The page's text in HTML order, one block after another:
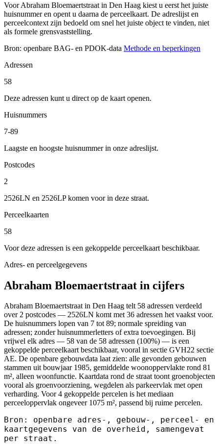
Voor Abraham Bloemaertstraat in Den Haag kiest u eerst het juiste
huisnummer en opent u daarna de perceelkaart. De adreslijst en
perceelcontext zijn bedoeld om snel het juiste object te vinden, niet
als formele grensvaststelling.
Bron: openbare BAG- en PDOK-data Methode en beperkingen
Adressen
58
Deze adressen kunt u direct op de kaart openen.
Huisnummers
7-89
Laagste en hoogste huisnummer in onze adreslijst.
Postcodes
2
2526LN en 2526LP komen voor in deze straat.
Perceelkaarten
58
Voor deze adressen is een gekoppelde perceelkaart beschikbaar.
Adres- en perceelgegevens
Abraham Bloemaertstraat in cijfers
Abraham Bloemaertstraat in Den Haag telt 58 adressen verdeeld
over 2 postcodes — 2526LN komt met 36 adressen het vaakst voor.
De huisnummers lopen van 7 tot 89; normale spreiding van
adressen; zonder huisnummerletters of extra toevoegingen. Bij
vrijwel elk adres — 58 van de 58 adressen (100%) — is een
gekoppelde perceelkaart beschikbaar, vooral in sectie GVH22 sectie
AE. De openbare gebouwdata laat zien: alle gevonden gebouwen
stammen uit bouwjaar 1985, gemiddelde woonoppervlakte rond 81
m², alleen woonfunctie. Kaartdata rond de straat toont groenobjecten
vooral als groenvoorziening, wegdelen als parkeervlak met open
verharding. Voor 4 gekoppelde percelen is het mediaan
perceeloppervlak ongeveer 1075 m², passend bij ruime percelen.
Bron: openbare adres-, gebouw-, perceel- en
kaartgegevens van de overheid, samengevat
per straat.